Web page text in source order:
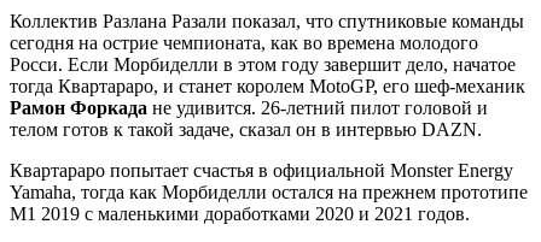
Коллектив Разлана Разали показал, что спутниковые команды
сегодня на острие чемпионата, как во времена молодого
Росси. Если Морбиделли в этом году завершит дело, начатое
тогда Квартараро, и станет королем MotoGP, его шеф-механик
Рамон Форкада не удивится. 26-летний пилот головой и
телом готов к такой задаче, сказал он в интервью DAZN.
Квартараро попытает счастья в официальной Monster Energy
Yamaha, тогда как Морбиделли остался на прежнем прототипе
М1 2019 с маленькими доработками 2020 и 2021 годов.